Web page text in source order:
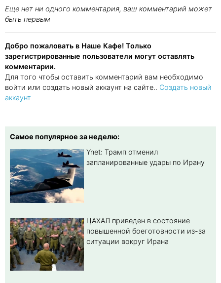
Еще нет ни одного комментария, ваш комментарий может
быть первым
Добро пожаловать в Наше Кафе! Только
зарегистрированные пользователи могут оставлять
комментарии.
Для того чтобы оставить комментарий вам необходимо
войти или создать новый аккаунт на сайте.. Создать новый
аккаунт
Самое популярное за неделю:
Ynet: Трамп отменил
запланированные удары по Ирану
ЦАХАЛ приведен в состояние
повышенной боеготовности из-за
ситуации вокруг Ирана